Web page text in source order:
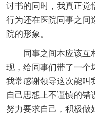
讨书的同时，我真正觉
行为还在医院同事之间
院的形象。
同事之间本应该互
现，给同事们带了一个
我常感谢领导这次能叫
自己思想上不谨慎的错
努力要求自己，积极做